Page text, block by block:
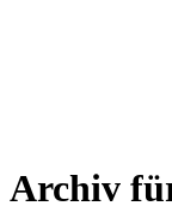
Archiv